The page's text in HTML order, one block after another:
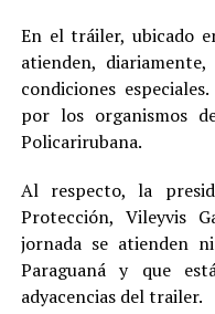
En el tráiler, ubicado
atienden,
condiciones
por los organismos
Policarirubana.
Al respecto, la
Protección, Vileyvis
jornada se atienden
Paraguaná y que
adyacencias del trailer.